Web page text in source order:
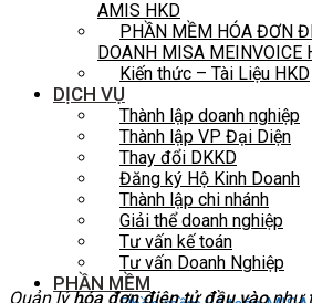
AMIS HKD
PHẦN MỀM HÓA ĐƠN
DOANH MISA MEINVOICE
Kiến thức – Tài Liệu HKD
DỊCH VỤ
Thành lập doanh nghiệp
Thành lập VP Đại Diện
Thay đổi DKKD
Đăng ký Hộ Kinh Doanh
Thành lập chi nhánh
Giải thể doanh nghiệp
Tư vấn kế toán
Tư vấn Doanh Nghiệp
PHẦN MỀM
Quản lýhóa đơn điện tử đầu vàonhư